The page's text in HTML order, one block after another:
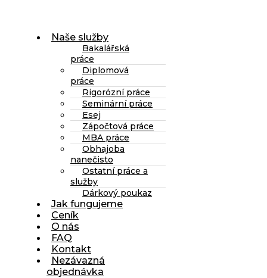
Naše služby
Bakalářská
práce
Diplomová
práce
Rigorózní práce
Seminární práce
Esej
Zápočtová práce
MBA práce
Obhajoba
nanečisto
Ostatní práce a
služby
Dárkový poukaz
Jak fungujeme
Ceník
O nás
FAQ
Kontakt
Nezávazná
objednávka